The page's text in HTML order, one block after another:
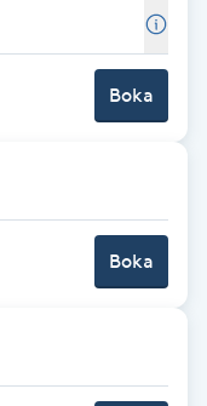
Boka
Boka